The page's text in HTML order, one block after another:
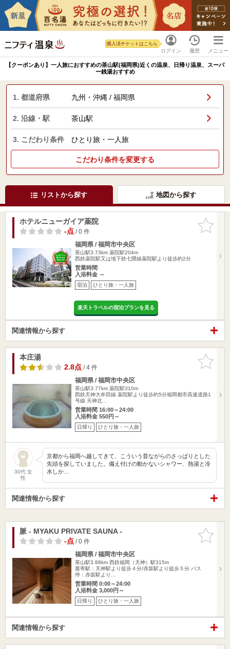
ログイン
購入済チケットはこちら
履歴 メニュー
【クーポンあり】一人旅におすすめの茶山駅(福岡県)近くの温泉、日帰り温泉、スーパ
ー銭湯おすすめ
1. 都道府県 九州・沖縄 / 福岡県
2. 沿線・駅 茶山駅
3. こだわり条件 ひとり旅・一人旅
こだわり条件を変更する
リストから探す 地図から探す
お気に入
りに追加
ホテルニューガイア薬院
-点/ 0 件
福岡県 / 福岡市中央区
茶山駅3.73km 薬院駅204m
西鉄薬院駅又は地下鉄七隈線薬院駅より徒歩約2分
営業時間
入浴料金 ～
宿泊 ひとり旅・一人旅
楽天トラベルの宿泊プランを見る
関連情報から探す
お気に入
りに追加
本庄湯
2.8点/ 4 件
福岡県 / 福岡市中央区
茶山駅3.77km 薬院駅310m
西鉄天神大牟田線 薬院駅より徒歩約5分福岡都市高速道路1
号線 天神北…
営業時間 16:00～24:00
入浴料金 550円～
日帰り ひとり旅・一人旅
30代 女
性
京都から福岡へ越してきて、こういう昔ながらのさっぱりとした
先頭を探していました。備え付けの動かないシャワー、熱湯と冷
水しか…
関連情報から探す
お気に入
りに追加
脈 - MYAKU PRIVATE SAUNA -
-点/ 0 件
福岡県 / 福岡市中央区
茶山駅3.88km 西鉄福岡（天神）駅315m
最寄駅：天神駅より徒歩４分/赤坂駅より徒歩５分 バス
停：赤坂駅より…
営業時間 0:00～24:00
入浴料金 3,000円～
日帰り ひとり旅・一人旅
関連情報から探す